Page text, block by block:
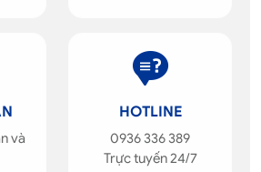
và
HOTLINE
0936 336 389
Trực tuyến 24/7